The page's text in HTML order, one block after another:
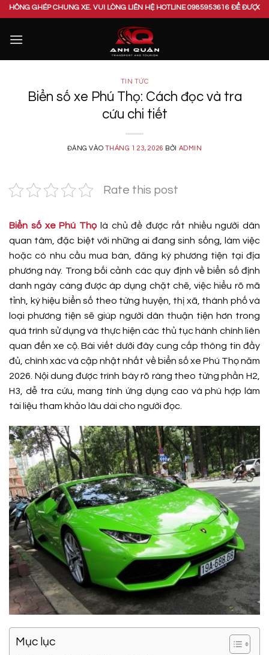
Bỏ
nội
XE. VUI LÒNG LIÊN HỆ HOTLINE 0985953616 ĐỂ ĐƯỢC TƯ VẤN 24/24.
TIN TỨC
Biển số xe Phú Thọ: Cách đọc và tra
cứu chi tiết
ĐĂNG VÀO THÁNG 1 23, 2026 BỞI ADMIN
Rate this post
Biển số xe Phú Thọlà chủ đề được rất nhiều người dân
quan tâm, đặc biệt với những ai đang sinh sống, làm việc
hoặc có nhu cầu mua bán, đăng ký phương tiện tại địa
phương này. Trong bối cảnh các quy định về biển số định
danh ngày càng được áp dụng chặt chẽ, việc hiểu rõ mã
tỉnh, ký hiệu biển số theo từng huyện, thị xã, thành phố và
loại phương tiện sẽ giúp người dân thuận tiện hơn trong
quá trình sử dụng và thực hiện các thủ tục hành chính liên
quan đến xe cộ.Bài viết dưới đây cung cấp thông tin đầy
đủ, chính xác và cập nhật nhất về biển số xe Phú Thọ năm
2026. Nội dung được trình bày rõ ràng theo từng phần H2,
H3, dễ tra cứu, mang tính ứng dụng cao và phù hợp làm
tài liệu tham khảo lâu dài cho người đọc.
Mục lục